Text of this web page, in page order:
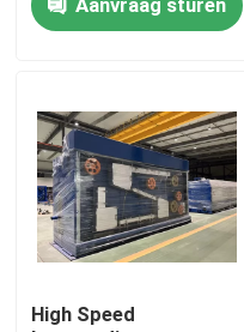
Kwaliteitscontrole
Vraag een offerte
Cable Extruder Machine
Draadtrekkers
High Speed